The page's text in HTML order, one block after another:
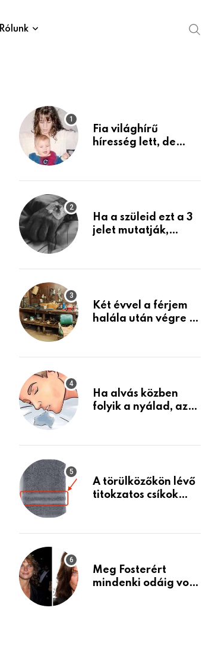
Rólunk
Fia világhírű
híresség lett, de
mint azt el tudnád
Ha a szüleid ezt a 3
jelet mutatják,
Készülj fel arra, ami
Két évvel a férjem
halála után végre át
holmiját – amit
életemet
Ha alvás közben
folyik a nyálad, az
A törülközőkön lévő
titokzatos csíkok
Meg Fosterért
mindenki odáig volt